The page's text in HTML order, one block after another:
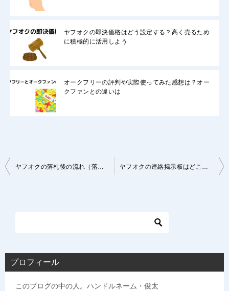
ヤフオクの即決価格はどう設定する？高く売るため
に積極的に活用しよう
オークフリーの評判や実際使ってみた感想は？オー
クファンとの違いは
投
シ
ヤフオクの落札後の流れ（落札者編） ヤフオクの連絡掲示板はどこにある？使い方と注意点を紹介
プロフィール
このブログの中の人。ハンドルネーム・俊太